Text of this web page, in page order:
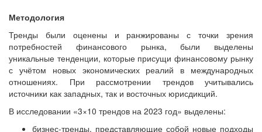
Методология
Тренды были оценены и ранжированы с точки зрения
потребностей финансового рынка, были выделены
уникальные тенденции, которые присущи финансовому рынку
с учётом новых экономических реалий в международных
отношениях. При рассмотрении трендов учитывались
источники как западных, так и восточных юрисдикций.
В исследовании «3×10 трендов на 2023 год» выделены:
бизнес-тренды, представляющие собой новые подходы